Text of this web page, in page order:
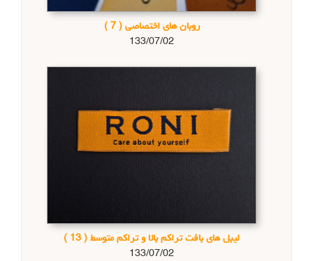
روبان های اختصاصی( 7 )
133/07/02
لیبل های بافت تراکم بالا و تراکم متوسط ( 13 )
133/07/02